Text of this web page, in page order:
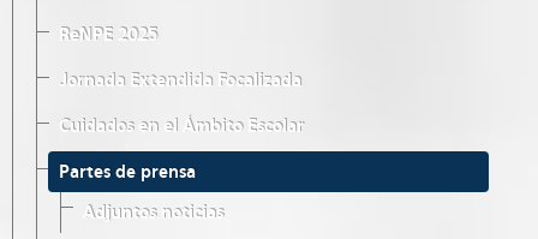
ReNPE 2025
Jornada Extendida Focalizada
Cuidados en el Ámbito Escolar
Partes de prensa
Adjuntos noticias